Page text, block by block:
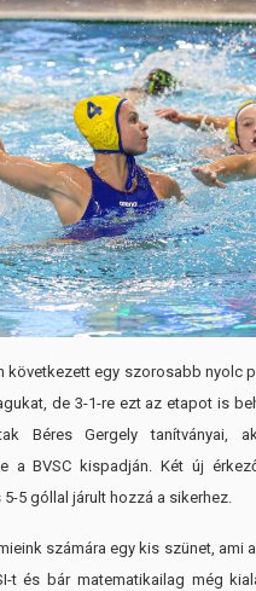
következett egy szorosabb nyolc
de 3-1-re ezt az etapot is
Béres Gergely tanítványai,
a BVSC kispadján. Két új
5 góllal járult hozzá a sikerhez.
számára egy kis szünet, ami
t és bár matematikailag még